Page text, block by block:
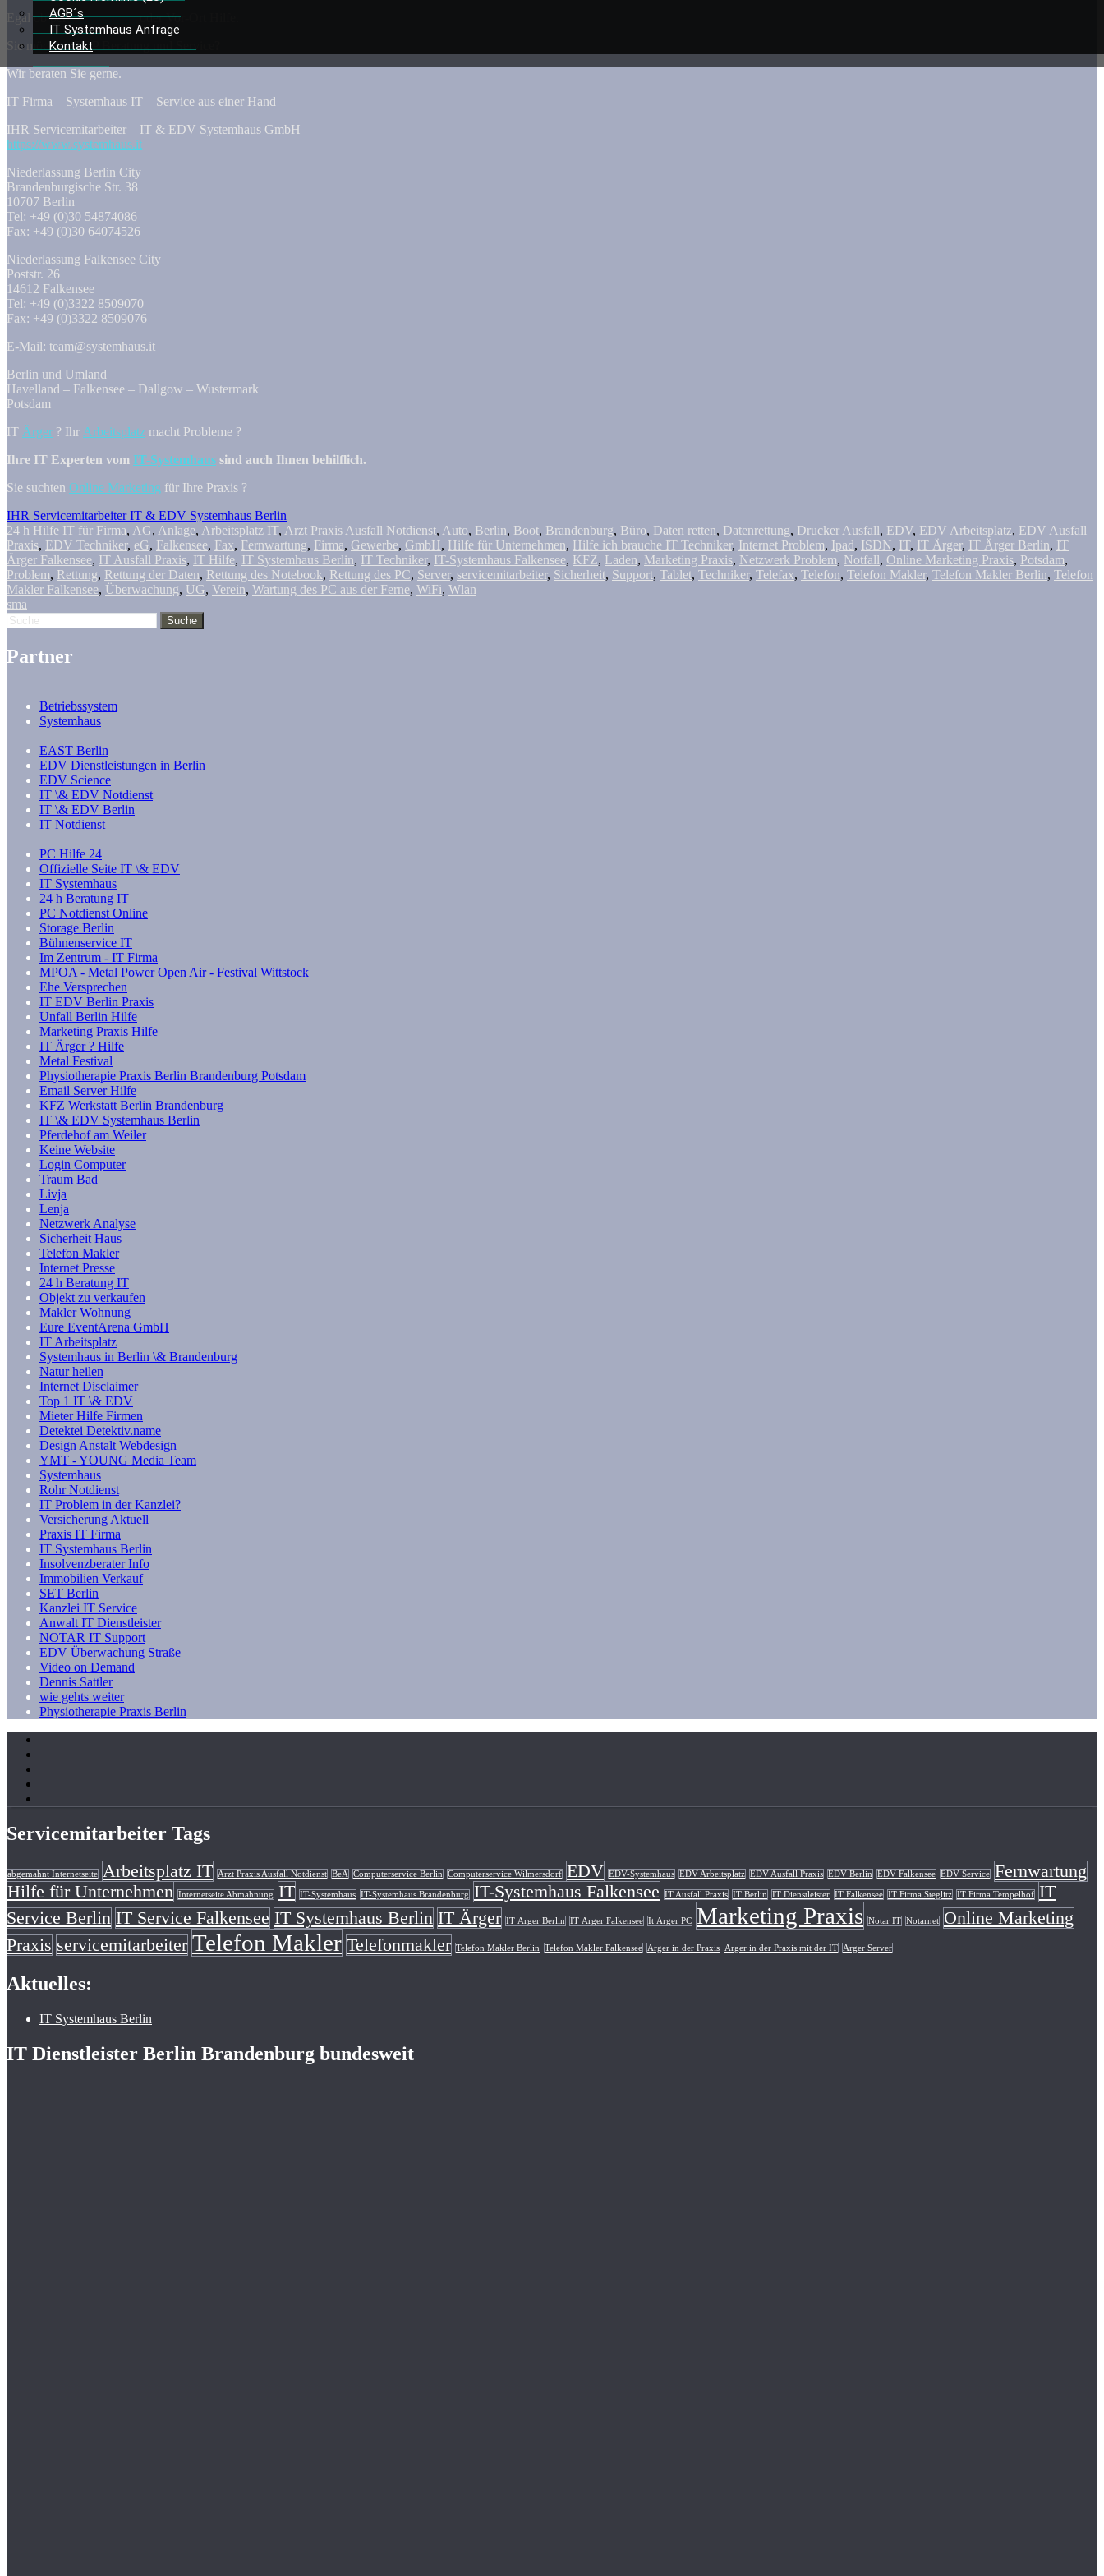
AGB´s
IT Systemhaus Anfrage
Kontakt
Egal ob perFernwartungoder Vor-Ort Hilfe.
Sie möchten TOP Beratung und Service?
Wir beraten Sie gerne.
IT Firma – Systemhaus IT – Service aus einer Hand
IHR Servicemitarbeiter – IT & EDV Systemhaus GmbH
https://www.systemhaus.it
Niederlassung Berlin City
Brandenburgische Str. 38
10707 Berlin
Tel: +49 (0)30 54874086
Fax: +49 (0)30 64074526
Niederlassung Falkensee City
Poststr. 26
14612 Falkensee
Tel: +49 (0)3322 8509070
Fax: +49 (0)3322 8509076
E-Mail: team@systemhaus.it
Berlin und Umland
Havelland – Falkensee – Dallgow – Wustermark
Potsdam
IT Ärger ? Ihr Arbeitsplatz macht Probleme ?
Ihre IT Experten vom IT-Systemhaus sind auch Ihnen behilflich.
Sie suchten Online Marketing für Ihre Praxis ?
IHR Servicemitarbeiter IT & EDV Systemhaus Berlin
24 h Hilfe IT für Firma, AG, Anlage, Arbeitsplatz IT, Arzt Praxis Ausfall Notdienst, Auto, Berlin, Boot, Brandenburg, Büro, Daten retten, Datenrettung, Drucker Ausfall, EDV, EDV Arbeitsplatz, EDV Ausfall
Praxis, EDV Techniker, eG, Falkensee, Fax, Fernwartung, Firma, Gewerbe, GmbH, Hilfe für Unternehmen, Hilfe ich brauche IT Techniker, Internet Problem, Ipad, ISDN, IT, IT Ärger, IT Ärger Berlin, IT
Ärger Falkensee, IT Ausfall Praxis, IT Hilfe, IT Systemhaus Berlin, IT Techniker, IT-Systemhaus Falkensee, KFZ, Laden, Marketing Praxis, Netzwerk Problem, Notfall, Online Marketing Praxis, Potsdam,
Problem, Rettung, Rettung der Daten, Rettung des Notebook, Rettung des PC, Server, servicemitarbeiter, Sicherheit, Support, Tablet, Techniker, Telefax, Telefon, Telefon Makler, Telefon Makler Berlin, Telefon
Makler Falkensee, Überwachung, UG, Verein, Wartung des PC aus der Ferne, WiFi, Wlan
sma
Partner
Betriebssystem
Systemhaus
EAST Berlin
EDV Dienstleistungen in Berlin
EDV Science
IT \& EDV Notdienst
IT \& EDV Berlin
IT Notdienst
PC Hilfe 24
Offizielle Seite IT \& EDV
IT Systemhaus
24 h Beratung IT
PC Notdienst Online
Storage Berlin
Bühnenservice IT
Im Zentrum - IT Firma
MPOA - Metal Power Open Air - Festival Wittstock
Ehe Versprechen
IT EDV Berlin Praxis
Unfall Berlin Hilfe
Marketing Praxis Hilfe
IT Ärger ? Hilfe
Metal Festival
Physiotherapie Praxis Berlin Brandenburg Potsdam
Email Server Hilfe
KFZ Werkstatt Berlin Brandenburg
IT \& EDV Systemhaus Berlin
Pferdehof am Weiler
Keine Website
Login Computer
Traum Bad
Livja
Lenja
Netzwerk Analyse
Sicherheit Haus
Telefon Makler
Internet Presse
24 h Beratung IT
Objekt zu verkaufen
Makler Wohnung
Eure EventArena GmbH
IT Arbeitsplatz
Systemhaus in Berlin \& Brandenburg
Natur heilen
Internet Disclaimer
Top 1 IT \& EDV
Mieter Hilfe Firmen
Detektei Detektiv.name
Design Anstalt Webdesign
YMT - YOUNG Media Team
Systemhaus
Rohr Notdienst
IT Problem in der Kanzlei?
Versicherung Aktuell
Praxis IT Firma
IT Systemhaus Berlin
Insolvenzberater Info
Immobilien Verkauf
SET Berlin
Kanzlei IT Service
Anwalt IT Dienstleister
NOTAR IT Support
EDV Überwachung Straße
Video on Demand
Dennis Sattler
wie gehts weiter
Physiotherapie Praxis Berlin
Servicemitarbeiter Tags
abgemahnt Internetseite Arbeitsplatz IT Arzt Praxis Ausfall Notdienst BeA Computerservice Berlin Computerservice Wilmersdorf EDV EDV-Systemhaus EDV Arbeitsplatz EDV Ausfall Praxis EDV Berlin EDV Falkensee EDV Service Fernwartung
Hilfe für Unternehmen Internetseite Abmahnung IT IT-Systemhaus IT-Systemhaus Brandenburg IT-Systemhaus Falkensee IT Ausfall Praxis IT Berlin IT Dienstleister IT Falkensee IT Firma Steglitz IT Firma Tempelhof
IT
Service Berlin IT Service Falkensee IT Systemhaus Berlin IT Ärger IT Ärger Berlin IT Ärger Falkensee It Ärger PC Marketing Praxis Notar IT Notarnet
Online Marketing
Praxis servicemitarbeiter Telefon Makler Telefonmakler Telefon Makler Berlin Telefon Makler Falkensee Ärger in der Praxis Ärger in der Praxis mit der IT Ärger Server
Aktuelles:
IT Systemhaus Berlin
IT Dienstleister Berlin Brandenburg bundesweit